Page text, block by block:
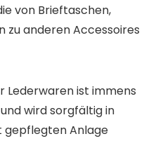
von Brieftaschen,
zu anderen Accessoires
Lederwaren ist immens
wird sorgfältig in
gepflegten Anlage